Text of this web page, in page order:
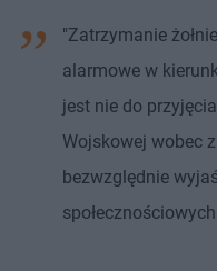
"Zatrzymanie
alarmowe w
jest nie do
Wojskowej wobec
bezwzględnie